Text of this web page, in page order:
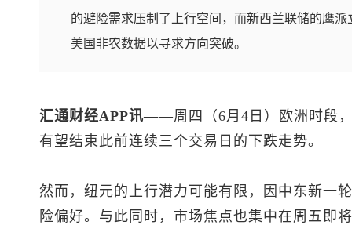
的避险需求压制了上行空间，而新西兰联储的鹰
美国非农数据以寻求方向突破。
汇通财经APP讯——周四（6月4日）欧洲时段
有望结束此前连续三个交易日的下跌走势。
然而，纽元的上行潜力可能有限，因中东新一
险偏好。与此同时，市场焦点也集中在周五即